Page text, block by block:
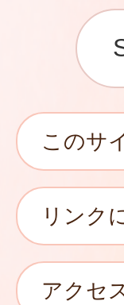
このサ
リンク
アクセ